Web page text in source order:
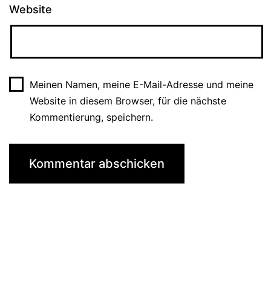
Website
Meinen Namen, meine E-Mail-Adresse und meine
Website in diesem Browser, für die nächste
Kommentierung, speichern.